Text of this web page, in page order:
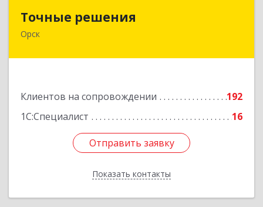
Точные решения
Орск
Клиентов на сопровождении
192
1С:Специалист
16
Отправить заявку
Показать контакты
Подробнее
Отправить заявку
Назад